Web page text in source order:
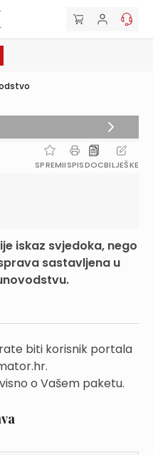
SPREMIISPISDOCBILJEŠKE
iskaz svjedoka, nego
sastavljena u
biti korisnik portala
o Vašem paketu.